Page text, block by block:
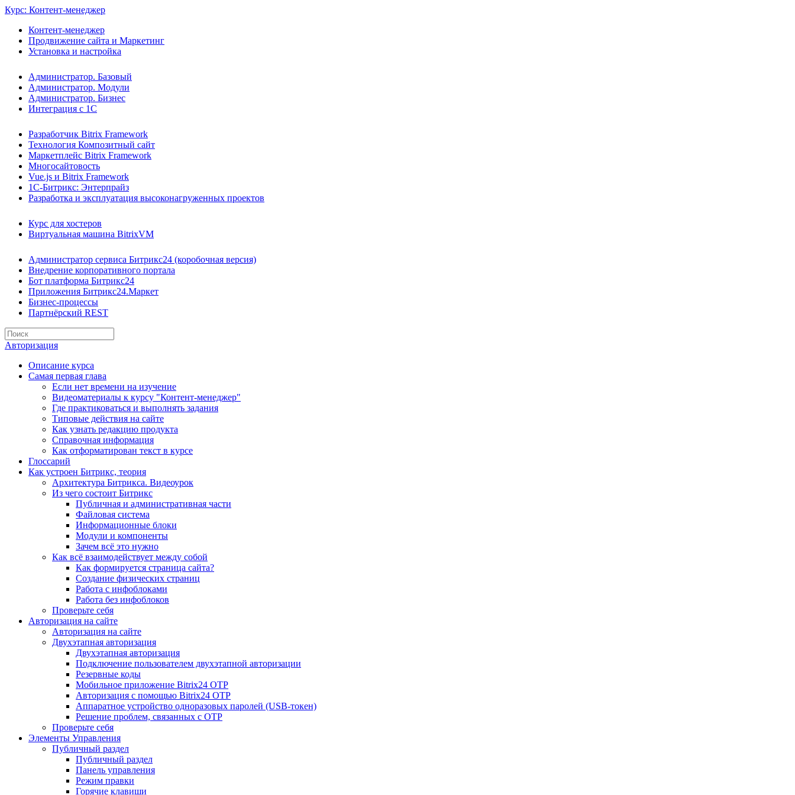
Курс: Контент-менеджер
Контент-менеджер
Продвижение сайта и Маркетинг
Установка и настройка
Администратор. Базовый
Администратор. Модули
Администратор. Бизнес
Интеграция с 1С
Разработчик Bitrix Framework
Технология Композитный сайт
Маркетплейс Bitrix Framework
Многосайтовость
Vue.js и Bitrix Framework
1С-Битрикс: Энтерпрайз
Разработка и эксплуатация высоконагруженных проектов
Курс для хостеров
Виртуальная машина BitrixVM
Администратор сервиса Битрикс24 (коробочная версия)
Внедрение корпоративного портала
Бот платформа Битрикс24
Приложения Битрикс24.Маркет
Бизнес-процессы
Партнёрский REST
Авторизация
Описание курса
Самая первая глава
Если нет времени на изучение
Видеоматериалы к курсу "Контент-менеджер"
Где практиковаться и выполнять задания
Типовые действия на сайте
Как узнать редакцию продукта
Справочная информация
Как отформатирован текст в курсе
Глоссарий
Как устроен Битрикс, теория
Архитектура Битрикса. Видеоурок
Из чего состоит Битрикс
Публичная и административная части
Файловая система
Информационные блоки
Модули и компоненты
Зачем всё это нужно
Как всё взаимодействует между собой
Как формируется страница сайта?
Создание физических страниц
Работа с инфоблоками
Работа без инфоблоков
Проверьте себя
Авторизация на сайте
Авторизация на сайте
Двухэтапная авторизация
Двухэтапная авторизация
Подключение пользователем двухэтапной авторизации
Резервные коды
Мобильное приложение Bitrix24 OTP
Авторизация с помощью Bitrix24 OTP
Аппаратное устройство одноразовых паролей (USB-токен)
Решение проблем, связанных с OTP
Проверьте себя
Элементы Управления
Публичный раздел
Публичный раздел
Панель управления
Режим правки
Горячие клавиши